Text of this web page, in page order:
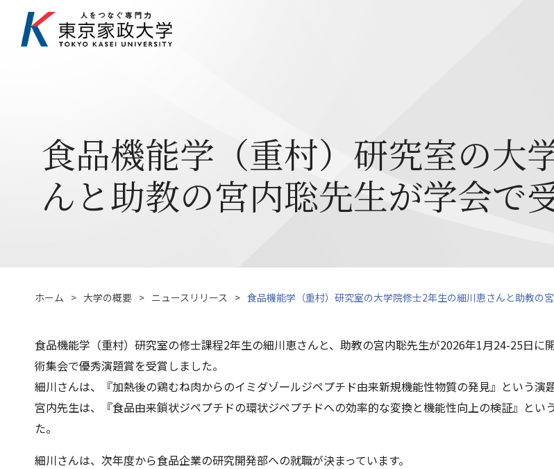
食品機能学（重村）研究室の大
んと助教の宮内聡先生が学会で
ホーム 大学の概要 ニュースリリース 食品機能学（重村）研究室の大学院修士2年生の細川恵さんと助教の
食品機能学（重村）研究室の修士課程2年生の細川恵さんと、助教の宮内聡先生が2026年1月24-25日に
術集会で優秀演題賞を受賞しました。
細川さんは、『加熱後の鶏むね肉からのイミダゾールジペプチド由来新規機能性物質の発見』という演
宮内先生は、『食品由来鎖状ジペプチドの環状ジペプチドへの効率的な変換と機能性向上の検証』とい
た。
細川さんは、次年度から食品企業の研究開発部への就職が決まっています。